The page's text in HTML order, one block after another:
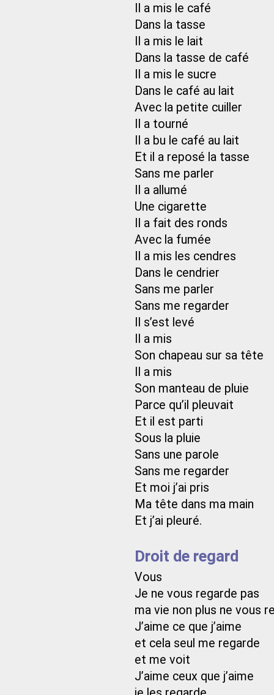
Il a mis le café
Dans la tasse
Il a mis le lait
Dans la tasse de café
Il a mis le sucre
Dans le café au lait
Avec la petite cuiller
Il a tourné
Il a bu le café au lait
Et il a reposé la tasse
Sans me parler
Il a allumé
Une cigarette
Il a fait des ronds
Avec la fumée
Il a mis les cendres
Dans le cendrier
Sans me parler
Sans me regarder
Il s’est levé
Il a mis
Son chapeau sur sa tête
Il a mis
Son manteau de pluie
Parce qu’il pleuvait
Et il est parti
Sous la pluie
Sans une parole
Sans me regarder
Et moi j’ai pris
Ma tête dans ma main
Et j’ai pleuré.
Droit de regard
Vous
Je ne vous regarde pas
ma vie non plus ne vous
J’aime ce que j’aime
et cela seul me regarde
et me voit
J’aime ceux que j’aime